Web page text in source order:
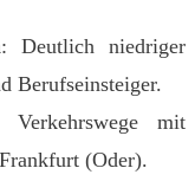
: Deutlich niedriger
Berufseinsteiger.
mit
(Oder).